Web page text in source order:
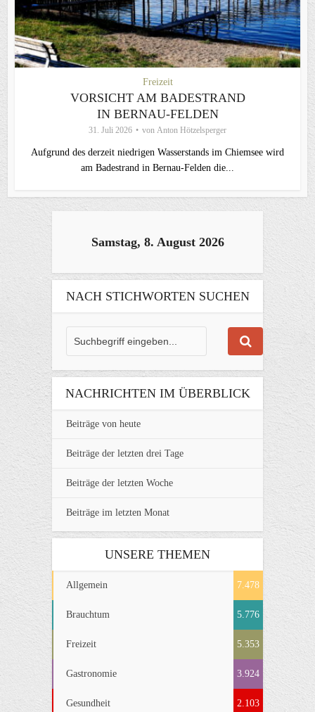
Freizeit
VORSICHT AM BADESTRAND
IN BERNAU-FELDEN
31. Juli 2026 von Anton Hötzelsperger
Aufgrund des derzeit niedrigen Wasserstands im Chiemsee wird
am Badestrand in Bernau-Felden die...
Samstag, 8. August 2026
NACH STICHWORTEN SUCHEN
NACHRICHTEN IM ÜBERBLICK
Beiträge von heute
Beiträge der letzten drei Tage
Beiträge der letzten Woche
Beiträge im letzten Monat
UNSERE THEMEN
Allgemein 7.478
Brauchtum 5.776
Freizeit 5.353
Gastronomie 3.924
Gesundheit 2.103